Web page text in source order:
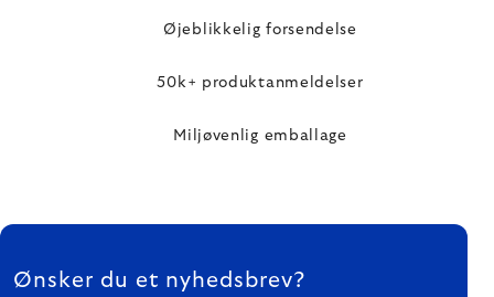
Øjeblikkelig forsendelse
50k+ produktanmeldelser
Miljøvenlig emballage
FOOTER
Ønsker du et nyhedsbrev?